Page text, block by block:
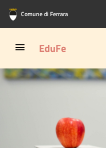
Vai al contenuto principale
Vai al footer
Comune di Ferrara
EduFe